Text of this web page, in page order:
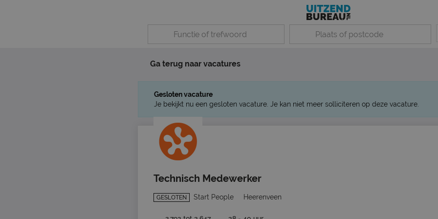
Ga terug naar vacatures
Gesloten vacature
Je bekijkt nu een gesloten vacature. Je kan niet meer solliciteren op deze vacature.
Technisch Medewerker
GESLOTEN Start People Heerenveen